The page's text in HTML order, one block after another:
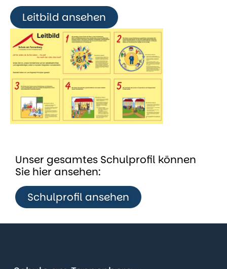
Leitbild ansehen
Unser gesamtes Schulprofil können
Sie hier ansehen:
Schulprofil ansehen